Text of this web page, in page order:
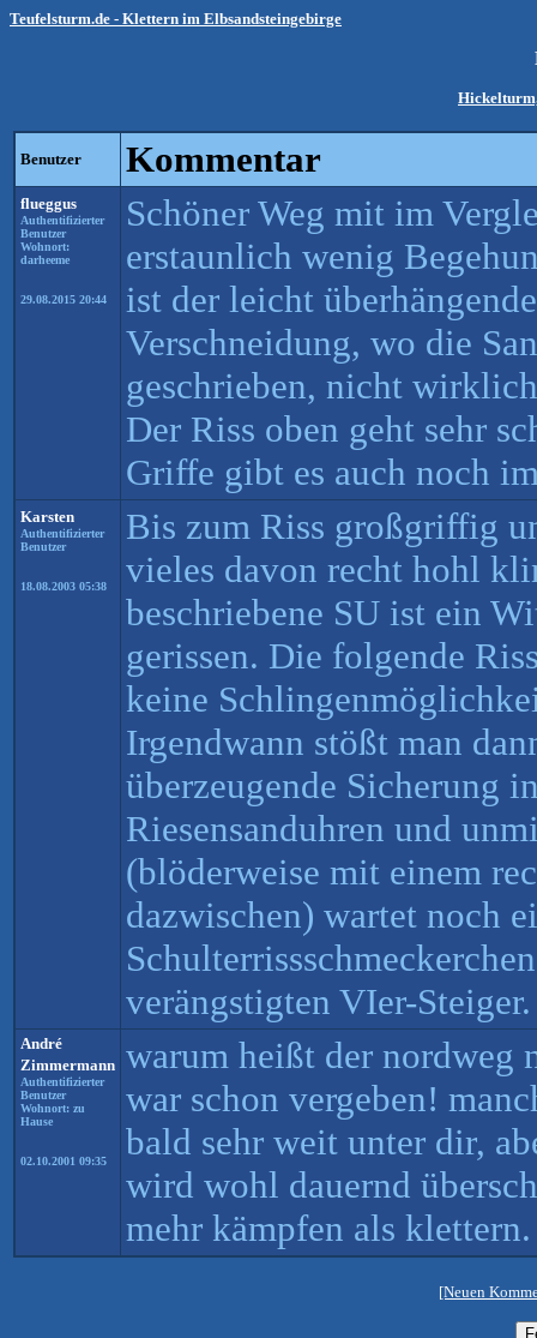
Teufelsturm.de - Klettern im Elbsandsteingebirge
Benutzer Kommentar
flueggus
Authentifizierter
Benutzer
Wohnort:
darheeme
29.08.2015 20:44
Schöner Weg mit im
erstaunlich wenig
ist der leicht
Verschneidung, wo die
geschrieben, nicht
Der Riss oben geht sehr
Griffe gibt es auch noch
Karsten
Authentifizierter
Benutzer
18.08.2003 05:38
Bis zum Riss großgriffig
vieles davon recht hohl
beschriebene SU ist ein
gerissen. Die folgende
keine
Irgendwann stößt man
überzeugende Sicherung
Riesensanduhren und
(blöderweise mit einem
dazwischen) wartet noch
verängstigten VIer-Steiger.
André
Zimmermann
Authentifizierter
Benutzer
Wohnort: zu
Hause
02.10.2001 09:35
warum heißt der nordweg
war schon vergeben!
bald sehr weit unter dir,
wird wohl dauernd
mehr kämpfen als klettern.
[Neuen